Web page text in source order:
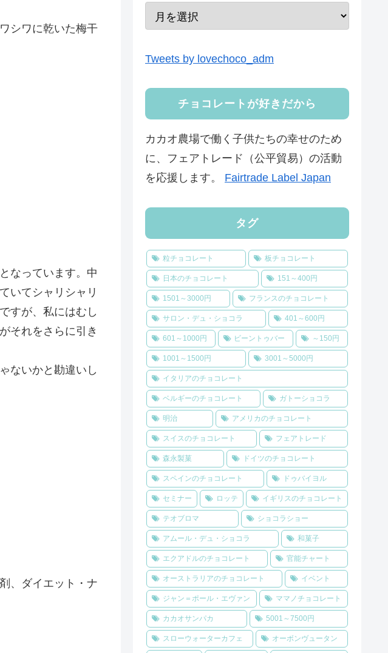
シワに乾いた梅干
なっています。中
いてシャリシャリ
すが、私にはむし
それをさらに引き
ないかと勘違いし
、ダイエット・ナ
Tweets by lovechoco_adm
チョコレートが好きだから
カカオ農場で働く子供たちの幸せのため
に、フェアトレード（公平貿易）の活動
を応援します。 Fairtrade Label Japan
タグ
粒チョコレート 板チョコレート
日本のチョコレート 151～400円
1501～3000円 フランスのチョコレート
サロン・デュ・ショコラ 401～600円
601～1000円 ビーントゥバー ～150円
1001～1500円 3001～5000円
イタリアのチョコレート
ベルギーのチョコレート ガトーショコラ
明治 アメリカのチョコレート
スイスのチョコレート フェアトレード
森永製菓 ドイツのチョコレート
スペインのチョコレート ドゥバイヨル
セミナー ロッテ イギリスのチョコレート
テオブロマ ショコラショー
アムール・デュ・ショコラ 和菓子
エクアドルのチョコレート 官能チャート
オーストラリアのチョコレート イベント
ジャン＝ポール・エヴァン ママノチョコレート
カカオサンパカ 5001～7500円
スローウォーターカフェ オーボンヴュータン